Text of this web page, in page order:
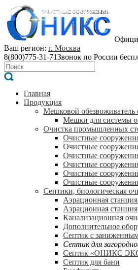
Ваш регион: г. Москва
8(800)775-31-71Звонок по России
Главная
Продукция
Мешковой обезвоживатель
Мешки для системы
Очистка промышленных
Очистные
Очистные
Очистные
Очистные
Очистные
Очистные
Септики, биологическая
Аэрационная
Аэрационная
Канализационная
Дополнительное
Септик с
Септик для
Септик «ОНИКС
Септик для бани